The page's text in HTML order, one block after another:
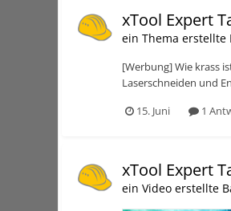
xTool Expert
ein Thema erstellte
[Werbung] Wie krass
Laserschneiden und
15. Juni
1
xTool Expert
ein Video erstellte